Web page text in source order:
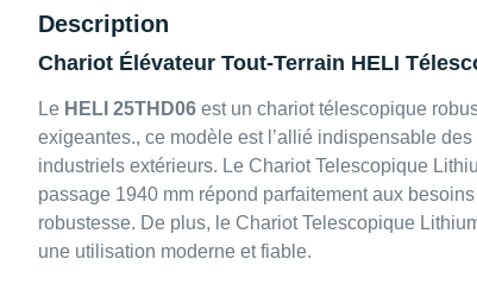
Description
Chariot Élévateur Tout-Terrain HELI
Le HELI 25THD06 est un chariot télescopique
exigeantes., ce modèle est l’allié indispensable
industriels extérieurs. Le Chariot Telescopique
passage 1940 mm répond parfaitement aux
robustesse. De plus, le Chariot Telescopique
une utilisation moderne et fiable.